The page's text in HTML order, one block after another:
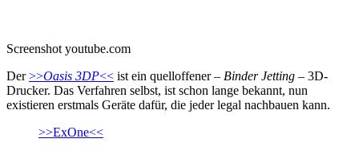
Screenshot youtube.com
Der>>Oasis 3DP<< ist ein quelloffener – Binder Jetting – 3D-
Drucker. Das Verfahren selbst, ist schon lange bekannt, nun
existieren erstmals Geräte dafür, die jeder legal nachbauen kann.
>>ExOne<<